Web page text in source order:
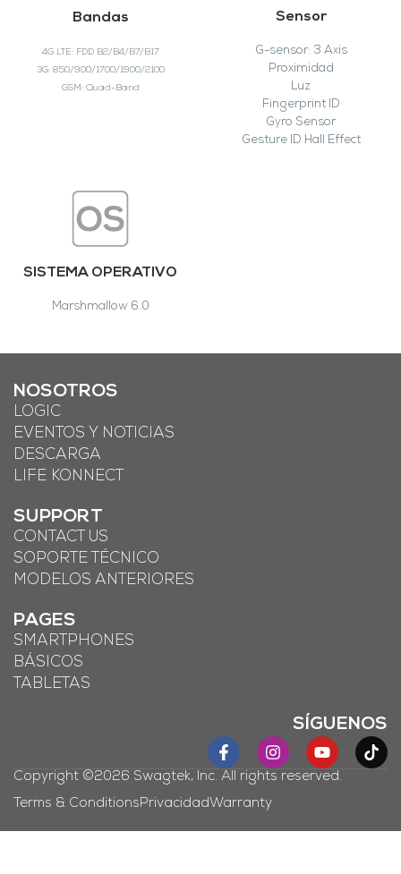
Bandas
4G LTE: FDD B2/B4/B7/B17
3G: 850/900/1700/1900/2100
GSM: Quad-Band
Sensor
G-sensor: 3 Axis
Proximidad
Luz
Fingerprint ID
Gyro Sensor
Gesture ID Hall Effect
SISTEMA OPERATIVO
Marshmallow 6.0
NOSOTROS
LOGIC
EVENTOS Y NOTICIAS
DESCARGA
LIFE KONNECT
SUPPORT
CONTACT US
SOPORTE TÉCNICO
MODELOS ANTERIORES
PAGES
SMARTPHONES
BÁSICOS
TABLETAS
SÍGUENOS
Copyright ©2026 Swagtek, Inc. All rights reserved.
Terms & ConditionsPrivacidadWarranty